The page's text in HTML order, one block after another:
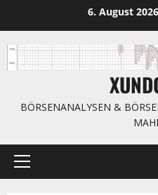
springen
6. August 2026
BÖRSENANALYSEN &
Primäres